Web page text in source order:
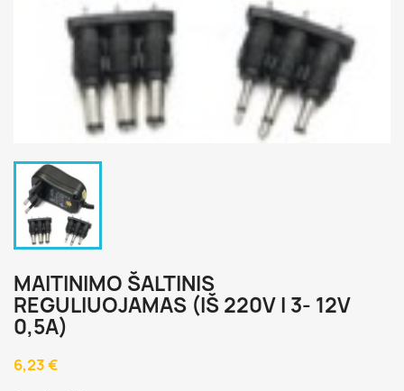
MAITINIMO ŠALTINIS
REGULIUOJAMAS (IŠ 220V I 3- 12V
0,5A)
6,23 €